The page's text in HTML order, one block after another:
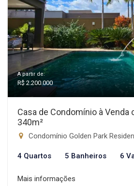
A partir de:
R$ 2.200.000
Casa de Condomínio à Venda
340m²
Condomínio Golden Park
4 Quartos 5 Banheiros 6
Mais informações